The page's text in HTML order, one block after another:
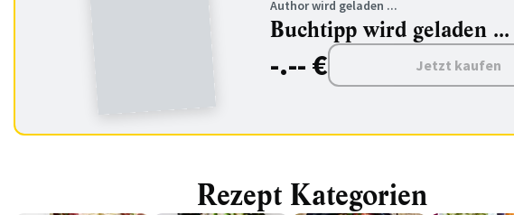
Author wird geladen ...
Buchtipp wird geladen ...
-.-- € Jetzt kaufen
Rezept Kategorien